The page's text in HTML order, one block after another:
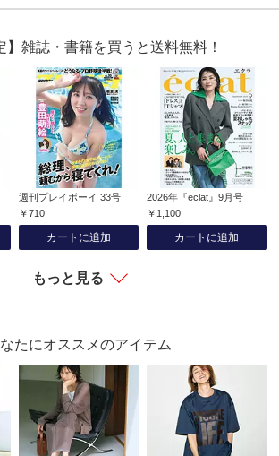
】雑誌・書籍を買うと送料無料！
週刊プレイボーイ 33号
￥710
カートに追加
2026年『eclat』9月号
￥1,100
カートに追加
もっと見る
たにオススメのアイテム